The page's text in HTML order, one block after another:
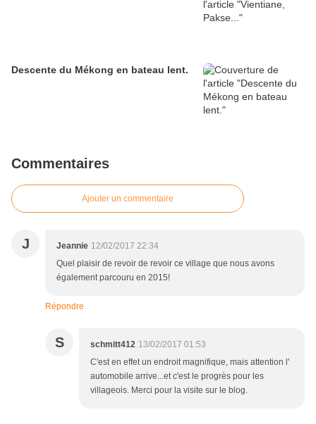
Descente du Mékong en bateau lent.
Commentaires
Ajouter un commentaire
J Jeannie 12/02/2017 22:34
Quel plaisir de revoir de revoir ce village que nous avons
également parcouru en 2015!
Répondre
S schmitt412 13/02/2017 01:53
C'est en effet un endroit magnifique, mais attention l'
automobile arrive...et c'est le progrès pour les
villageois. Merci pour la visite sur le blog.